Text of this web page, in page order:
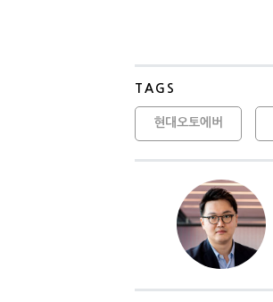
TAGS
현대오토에버